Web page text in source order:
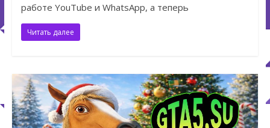
работе YouTube и WhatsApp, а теперь
Читать далее